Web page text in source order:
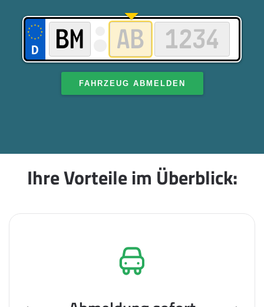
FAHRZEUG ABMELDEN
Ihre Vorteile im Überblick: